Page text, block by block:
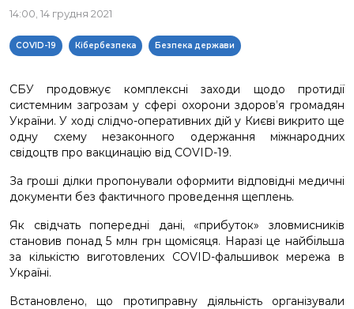
14:00, 14 грудня 2021
COVID-19 Кібербезпека Безпека держави
СБУ продовжує комплексні заходи щодо протидії
системним загрозам у сфері охорони здоров’я громадян
України. У ході слідчо-оперативних дій у Києві викрито ще
одну схему незаконного одержання міжнародних
свідоцтв про вакцинацію від COVID-19.
За гроші ділки пропонували оформити відповідні медичні
документи без фактичного проведення щеплень.
Як свідчать попередні дані, «прибуток» зловмисників
становив понад 5 млн грн щомісяця. Наразі це найбільша
за кількістю виготовлених COVID-фальшивок мережа в
Україні.
Встановлено, що протиправну діяльність організували